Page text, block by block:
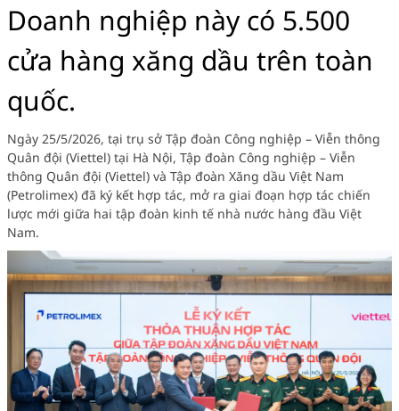
Doanh nghiệp này có 5.500
cửa hàng xăng dầu trên toàn
quốc.
Ngày 25/5/2026, tại trụ sở Tập đoàn Công nghiệp – Viễn thông
Quân đội (Viettel) tại Hà Nội, Tập đoàn Công nghiệp – Viễn
thông Quân đội (Viettel) và Tập đoàn Xăng dầu Việt Nam
(Petrolimex) đã ký kết hợp tác, mở ra giai đoạn hợp tác chiến
lược mới giữa hai tập đoàn kinh tế nhà nước hàng đầu Việt
Nam.